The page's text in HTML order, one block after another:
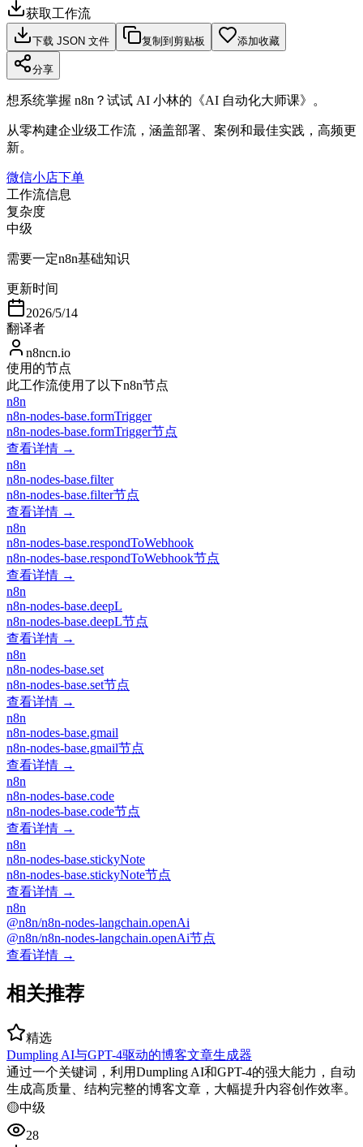
获取工作流
下载 JSON 文件 复制到剪贴板 添加收藏
分享
想系统掌握 n8n？试试 AI 小林的《AI 自动化大师课》。
从零构建企业级工作流，涵盖部署、案例和最佳实践，高频更
新。
微信小店下单
工作流信息
复杂度
中级
需要一定n8n基础知识
更新时间
2026/5/14
翻译者
n8ncn.io
使用的节点
此工作流使用了以下n8n节点
n8n
n8n-nodes-base.formTrigger
n8n-nodes-base.formTrigger节点
查看详情 →
n8n
n8n-nodes-base.filter
n8n-nodes-base.filter节点
查看详情 →
n8n
n8n-nodes-base.respondToWebhook
n8n-nodes-base.respondToWebhook节点
查看详情 →
n8n
n8n-nodes-base.deepL
n8n-nodes-base.deepL节点
查看详情 →
n8n
n8n-nodes-base.set
n8n-nodes-base.set节点
查看详情 →
n8n
n8n-nodes-base.gmail
n8n-nodes-base.gmail节点
查看详情 →
n8n
n8n-nodes-base.code
n8n-nodes-base.code节点
查看详情 →
n8n
n8n-nodes-base.stickyNote
n8n-nodes-base.stickyNote节点
查看详情 →
n8n
@n8n/n8n-nodes-langchain.openAi
@n8n/n8n-nodes-langchain.openAi节点
查看详情 →
相关推荐
精选
Dumpling AI与GPT-4驱动的博客文章生成器
通过一个关键词，利用Dumpling AI和GPT-4的强大能力，自动
生成高质量、结构完整的博客文章，大幅提升内容创作效率。
🟡中级
28